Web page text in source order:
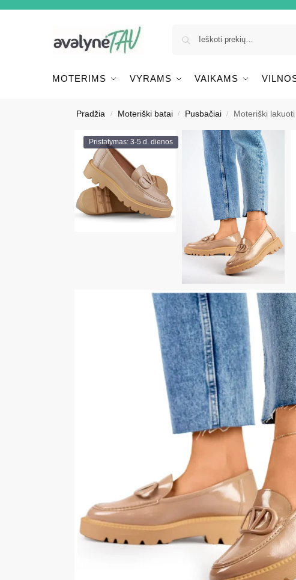
MOTERIMS VYRAMS VAIKAMS
Pradžia / Moteriški batai / Pusbačiai / Moteriški
Pristatymas: 3-5 d. dienos